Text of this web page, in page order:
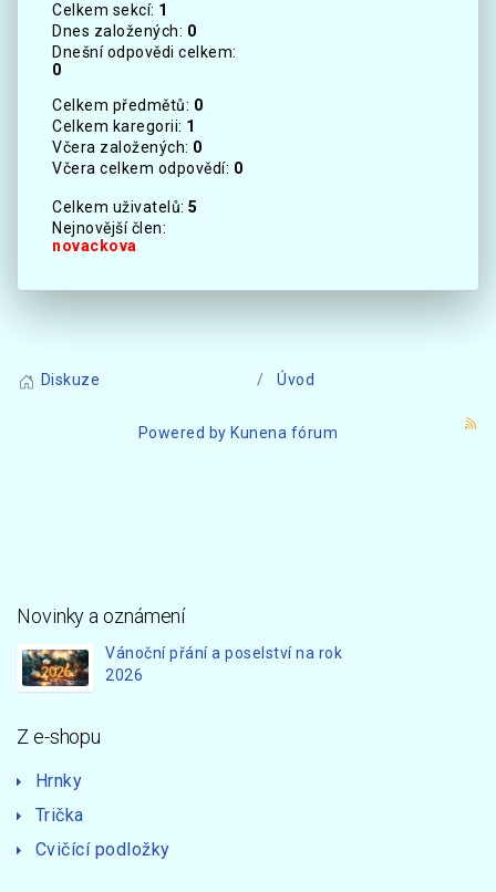
Celkem sekcí: 1
Dnes založených: 0
Dnešní odpovědi celkem:
0
Celkem předmětů: 0
Celkem karegorii: 1
Včera založených: 0
Včera celkem odpovědí: 0
Celkem uživatelů: 5
Nejnovější člen:
novackova
Diskuze Úvod
Powered by Kunena fórum
Novinky a oznámení
Vánoční přání a poselství na rok
2026
Z e-shopu
Hrnky
Trička
Cvičící podložky